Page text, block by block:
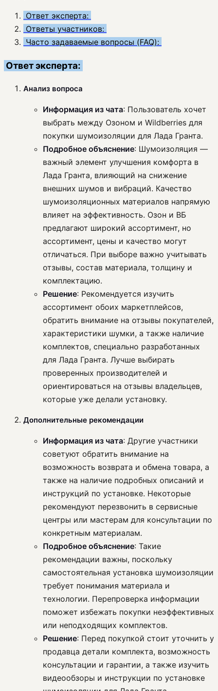
Ответ эксперта:
Ответы участников:
Часто задаваемые вопросы (FAQ):
Ответ эксперта:
Анализ вопроса
Информация из чата: Пользователь хочет
выбрать между Озоном и Wildberries для
покупки шумоизоляции для Лада Гранта.
Подробное объяснение: Шумоизоляция —
важный элемент улучшения комфорта в
Лада Гранта, влияющий на снижение
внешних шумов и вибраций. Качество
шумоизоляционных материалов напрямую
влияет на эффективность. Озон и ВБ
предлагают широкий ассортимент, но
ассортимент, цены и качество могут
отличаться. При выборе важно учитывать
отзывы, состав материала, толщину и
комплектацию.
Решение: Рекомендуется изучить
ассортимент обоих маркетплейсов,
обратить внимание на отзывы покупателей,
характеристики шумки, а также наличие
комплектов, специально разработанных
для Лада Гранта. Лучше выбирать
проверенных производителей и
ориентироваться на отзывы владельцев,
которые уже делали установку.
Дополнительные рекомендации
Информация из чата: Другие участники
советуют обратить внимание на
возможность возврата и обмена товара, а
также на наличие подробных описаний и
инструкций по установке. Некоторые
рекомендуют перезвонить в сервисные
центры или мастерам для консультации по
конкретным материалам.
Подробное объяснение: Такие
рекомендации важны, поскольку
самостоятельная установка шумоизоляции
требует понимания материала и
технологии. Перепроверка информации
поможет избежать покупки неэффективных
или неподходящих комплектов.
Решение: Перед покупкой стоит уточнить у
продавца детали комплекта, возможность
консультации и гарантии, а также изучить
видеообзоры и инструкции по установке